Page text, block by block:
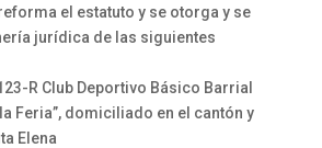
el estatuto y se otorga y se
jurídica de las siguientes
R Club Deportivo Básico Barrial
Feria”, domiciliado en el cantón y
Elena